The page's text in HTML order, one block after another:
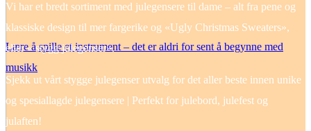
Lære å spille et instrument – det er aldri for sent å begynne med
musikk
Vi har et bredt sortiment med julegensere til dame – alt fra pene og
klassiske design til mer fargerike og «Ugly Christmas Sweaters»,
eller « stygg julegenser».
Sjekk ut vårt stygge julegenser utvalg for det aller beste innen unike
og spesiallagde julegensere | Perfekt for julebord, julefest og
julaften!